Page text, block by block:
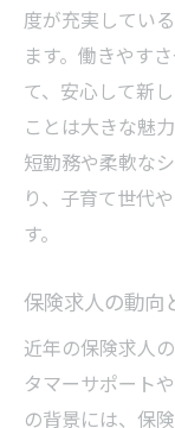
未経験
収入と環
保険求
安定
保険求
収入面
生保レディ
生保レ
度が充実してい
ます。働きやす
て、安心して新
ことは大きな魅
短勤務や柔軟な
り、子育て世代
す。
保険求人の動向
近年の保険求人
タマーサポート
の背景には、保